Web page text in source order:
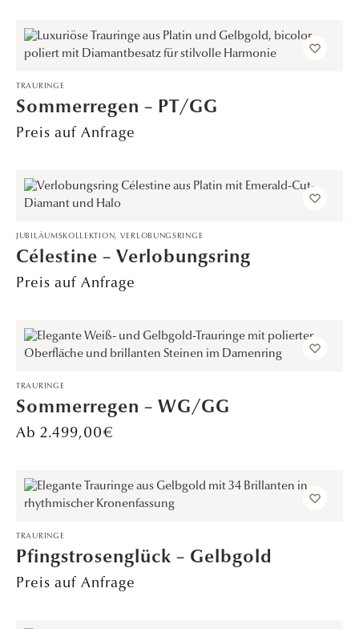
TRAURINGE
Sommerregen – PT/GG
Preis auf Anfrage
JUBILÄUMSKOLLEKTION , VERLOBUNGSRINGE
Célestine – Verlobungsring
Preis auf Anfrage
TRAURINGE
Sommerregen – WG/GG
2.499,00€
TRAURINGE
Pfingstrosenglück – Gelbgold
Preis auf Anfrage